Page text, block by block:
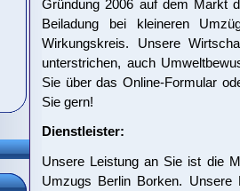
Gründung 2006 auf dem Markt
Beiladung bei kleineren
Wirkungskreis. Unsere
unterstrichen, auch
Sie über das Online-Formular
Sie gern!
Dienstleister:
Unsere Leistung an Sie ist die
Umzugs Berlin Borken.